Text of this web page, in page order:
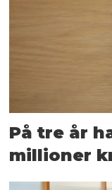
På tre år
millioner